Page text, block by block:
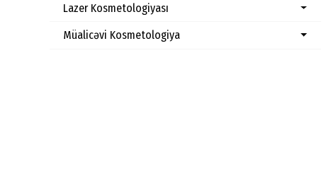
Lazer Kosmetologiyası
Müalicəvi Kosmetologiya